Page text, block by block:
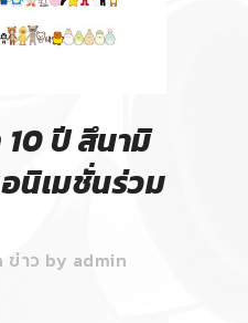
10 ปี สึนามิ
นิเมชั่นร่วม
ข่าว by admin